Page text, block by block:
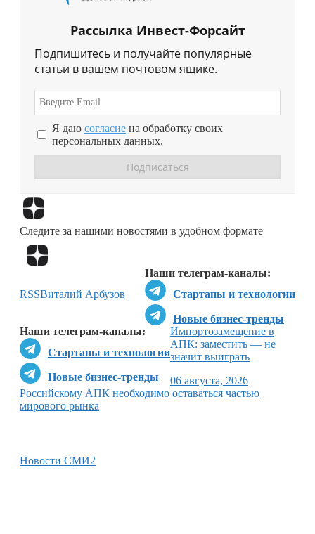
Рассылка Инвест-Форсайт
Подпишитесь и получайте популярные
статьи в вашем почтовом ящике.
Я даю согласие на обработку своих
персональных данных.
Следите за нашими новостями в удобном формате
Наши телеграм-каналы:
Стартапы и технологии
Новые бизнес-тренды
Наши телеграм-каналы:
Стартапы и технологии
Новые бизнес-тренды
RSSВиталий Арбузов
Импортозамещение в
АПК: заместить — не
значит выиграть
06 августа, 2026
Российскому АПК необходимо оставаться частью
мирового рынка
Новости СМИ2